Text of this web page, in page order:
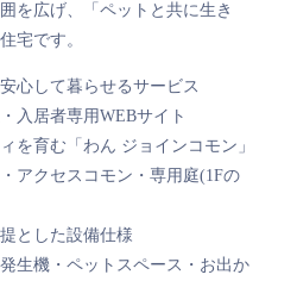
を広げ、「ペットと共に生き
宅です。
心して暮らせるサービス
入居者専用WEBサイト
を育む「わん ジョインコモン」
アクセスコモン・専用庭(1Fの
とした設備仕様
生機・ペットスペース・お出か